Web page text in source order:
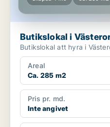
Butikslokal i
Butikslokal att hyra i
Areal
Ca. 285 m2
Pris pr. md.
Inte angivet